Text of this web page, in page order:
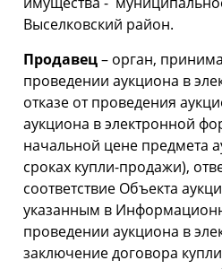
Выселковский район.
Продавец– орган,
проведении аукциона в
отказе от проведения
аукциона в электронной
начальной цене предмета
сроках купли-продажи),
соответствие Объекта
указанным в
проведении аукциона в
заключение договора